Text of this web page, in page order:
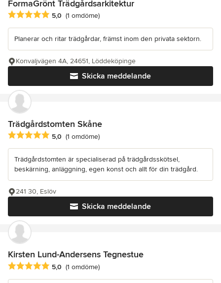
FormaGrönt Trädgårdsarkitektur
Genomsnittligt omdöme: 5 av 5 stjärnor
5,0 (1 omdöme)
Planerar och ritar trädgårdar, främst inom den privata sektorn.
Skicka meddelande
Konvaljvägen 4A, 24651, Löddeköpinge
Trädgårdstomten Skåne
Genomsnittligt omdöme: 5 av 5 stjärnor
5,0 (1 omdöme)
Trädgårdstomten är specialiserad på trädgårdsskötsel,
beskärning, anläggning, egen konst och allt för din trädgård.
Skicka meddelande
241 30, Eslöv
Kirsten Lund-Andersens Tegnestue
Genomsnittligt omdöme: 5 av 5 stjärnor
5,0 (1 omdöme)